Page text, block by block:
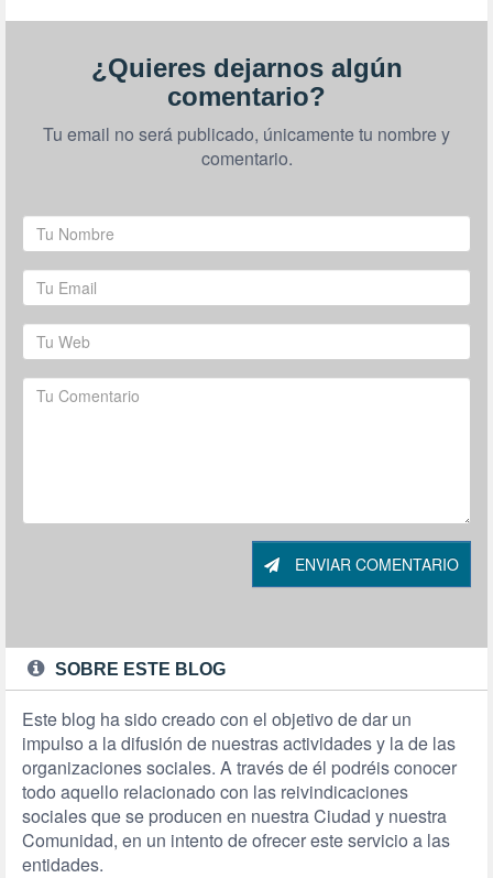
¿Quieres dejarnos algún
comentario?
Tu email no será publicado, únicamente tu nombre y
comentario.
ENVIAR COMENTARIO
SOBRE ESTE BLOG
Este blog ha sido creado con el objetivo de dar un
impulso a la difusión de nuestras actividades y la de las
organizaciones sociales. A través de él podréis conocer
todo aquello relacionado con las reivindicaciones
sociales que se producen en nuestra Ciudad y nuestra
Comunidad, en un intento de ofrecer este servicio a las
entidades.